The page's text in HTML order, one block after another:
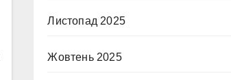
Листопад 2025
Жовтень 2025